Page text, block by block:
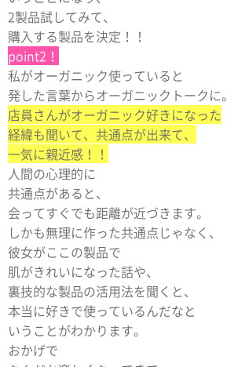
2製品試してみて、
購入する製品を決定！！
point2！
私がオーガニック使っていると
発した言葉からオーガニックトークに。
店員さんがオーガニック好きになった
経緯も聞いて、共通点が出来て、
一気に親近感！！
人間の心理的に
共通点があると、
会ってすぐでも距離が近づきます。
しかも無理に作った共通点じゃなく、
彼女がここの製品で
肌がきれいになった話や、
裏技的な製品の活用法を聞くと、
本当に好きで使っているんだなと
いうことがわかります。
おかげで